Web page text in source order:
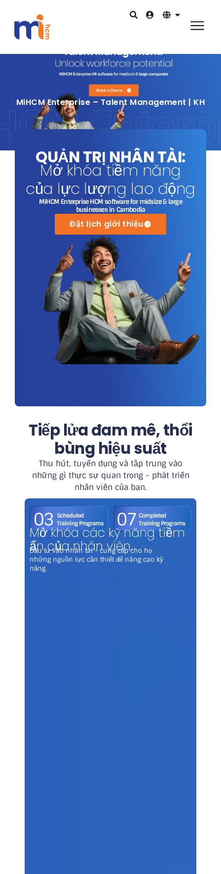
MiHCM Enterprise – Talent Management | KH
QUẢN TRỊ NHÂN TÀI:
Mở khóa tiềm năng
của lực lượng lao động
MiHCM Enterprise HCM software for midsize & large
businesses in Cambodia
Đặt lịch giới thiệu
Tiếp lửa đam mê, thổi
bùng hiệu suất
Thu hút, tuyển dụng và tập trung vào
những gì thực sự quan trọng - phát triển
nhân viên của bạn.
Mở khóa các kỹ năng tiềm
ẩn của nhân viên.
Đầu tư vào nhân tài - cung cấp cho họ
những nguồn lực cần thiết để nâng cao kỹ
năng.